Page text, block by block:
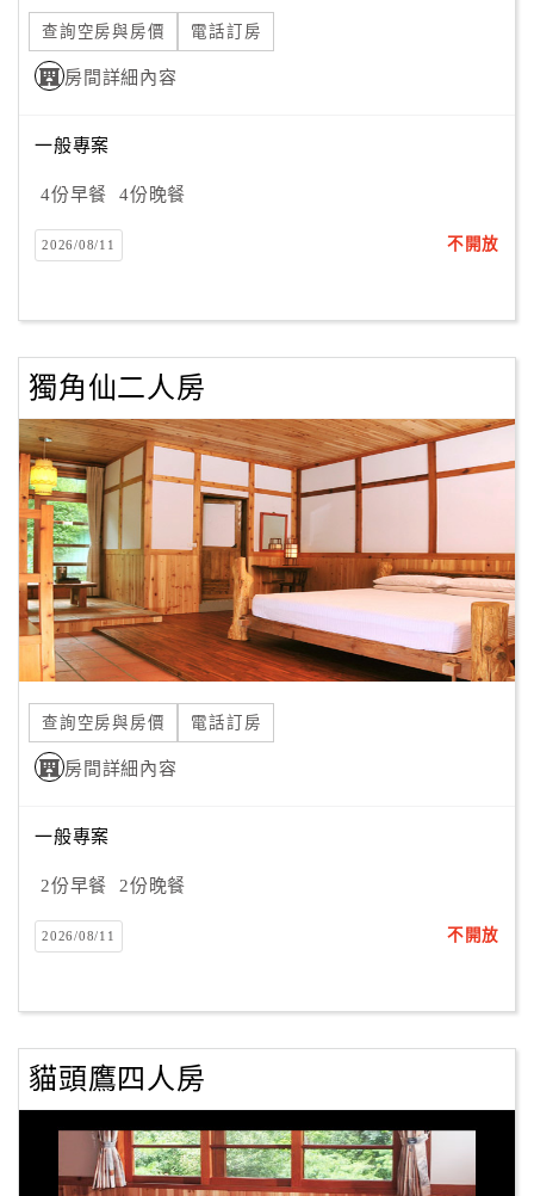
伴
計
劃
品
宣
傳
查詢空房與房價 電話訂房
房間詳細內容
一般專案
4份早餐 4份晚餐
2026/08/11 不開放
獨角仙二人房
查詢空房與房價 電話訂房
房間詳細內容
一般專案
2份早餐 2份晚餐
2026/08/11 不開放
貓頭鷹四人房